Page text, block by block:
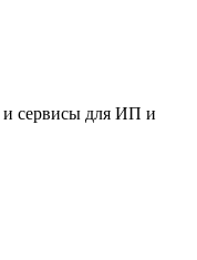
сервисы для ИП и